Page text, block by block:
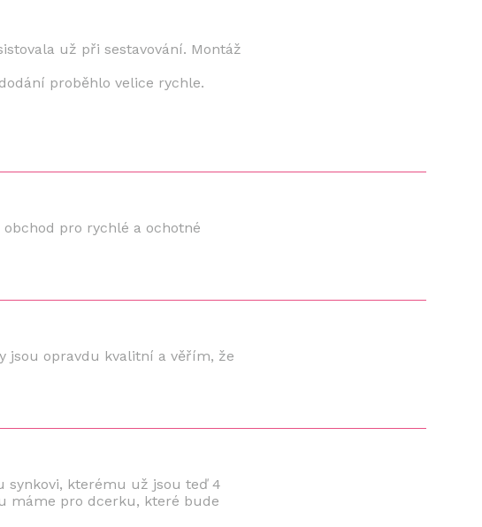
už při sestavování. Montáž
proběhlo velice rychle.
pro rychlé a ochotné
jsou opravdu kvalitní a věřím, že
synkovi, kterému už jsou teď 4
máme pro dcerku, které bude